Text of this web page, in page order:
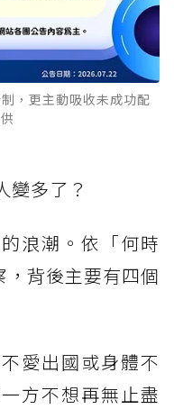
，更主動吸收未成功配
變多了？
浪潮。依「何時
背後主要有四個
愛出國或身體不
方不想再無止盡